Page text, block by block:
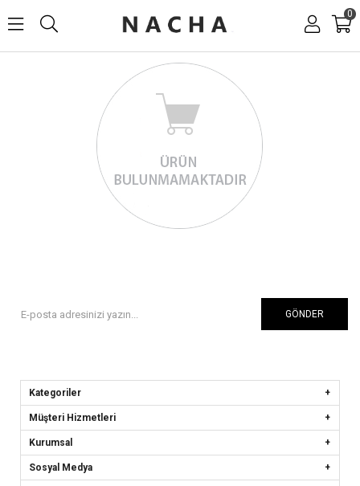
0
GÖNDER
Kategoriler
Müşteri Hizmetleri
Kurumsal
Sosyal Medya